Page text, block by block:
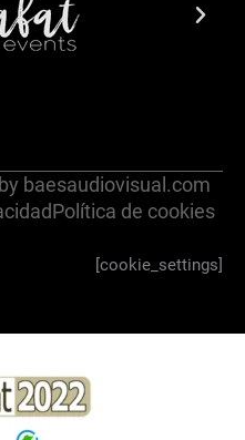
by baesaudiovisual.com
Política de cookies
[cookie_settings]